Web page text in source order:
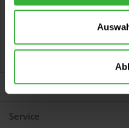
Papier-Schleifscheibe Für
Bewertungen
0
Jetzt Bewertungen zum Artikel
Darum sind wir
Service